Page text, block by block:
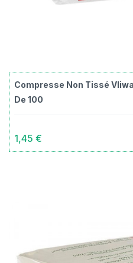
Compresse Non Tissé
De 100
1,45 €